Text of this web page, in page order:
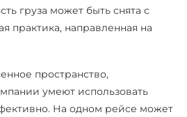
груза может быть снята с
практика, направленная на
пространство,
умеют использовать
На одном рейсе может